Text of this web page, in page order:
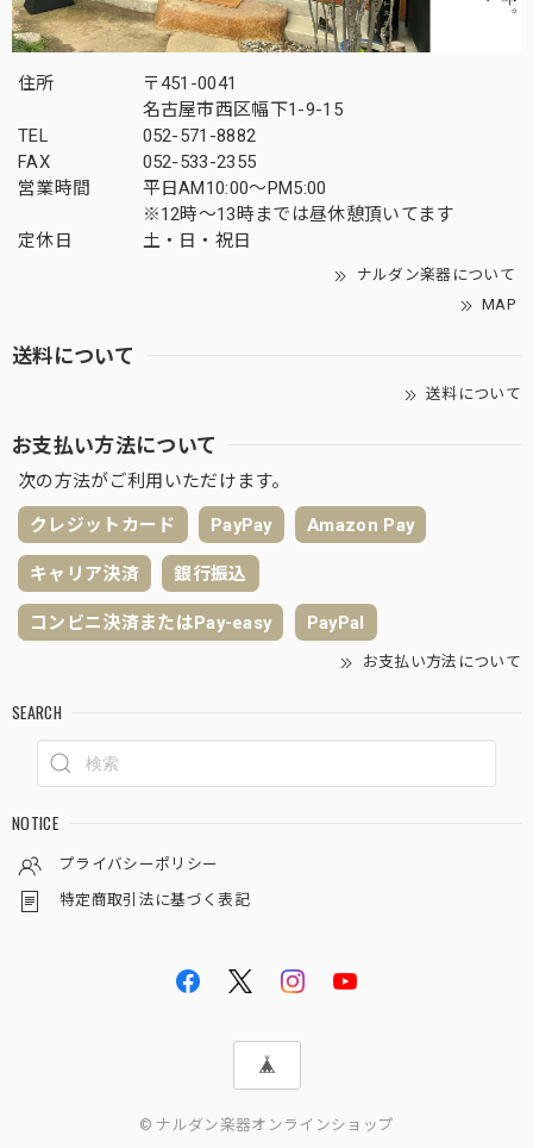
住所
〒451-0041
名古屋市西区幅下1-9-15
TEL
052-571-8882
FAX
052-533-2355
営業時間
平日AM10:00～PM5:00
※12時～13時までは昼休憩頂いてます
定休日
土・日・祝日
ナルダン楽器について
MAP
送料について
送料について
お支払い方法について
次の方法がご利用いただけます。
クレジットカード PayPay Amazon Pay
キャリア決済 銀行振込
コンビニ決済またはPay-easy PayPal
お支払い方法について
SEARCH
NOTICE
プライバシーポリシー
特定商取引法に基づく表記
© ナルダン楽器オンラインショップ